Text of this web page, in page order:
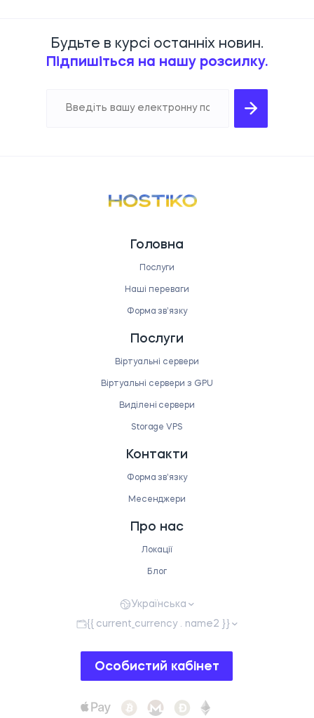
Будьте в курсі останніх новин.
Підпишіться на нашу розсилку.
Головна
Послуги
Наші переваги
Форма звʼязку
Послуги
Віртуальні сервери
Віртуальні сервери з GPU
Виділені сервери
Storage VPS
Контакти
Форма звʼязку
Месенджери
Про нас
Локації
Блог
Українська
{{ current_currency . name2 }}
Особистий кабінет